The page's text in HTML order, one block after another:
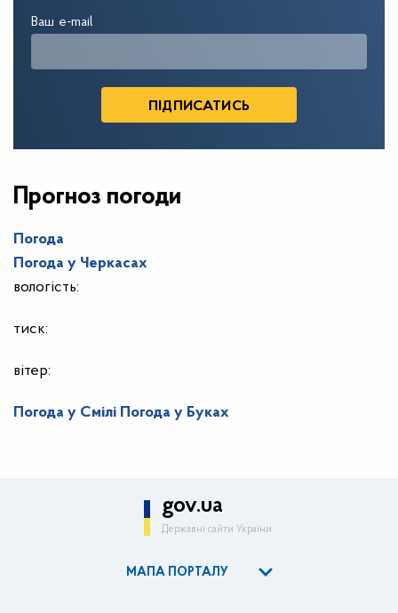
Ваш e-mail
Прогноз погоди
Погода
Погода у Черкасах
вологість:
тиск:
вітер:
Погода у Смілі Погода у Буках
gov.ua
Державні сайти України
МАПА ПОРТАЛУ